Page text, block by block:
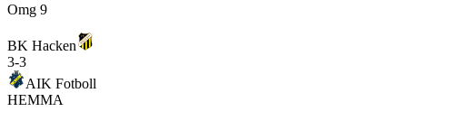
Omg 9
BK Hacken
3-3
AIK Fotboll
HEMMA